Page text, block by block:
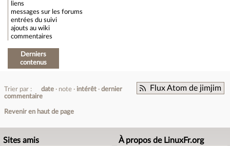
liens
messages sur les forums
entrées du suivi
ajouts au wiki
commentaires
Derniers
contenus
Flux Atom de jimjim
Trier par : date note intérêt
dernier
commentaire
Revenir en haut de page
Sites amis À propos de LinuxFr.org